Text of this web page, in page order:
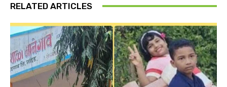
RELATED ARTICLES